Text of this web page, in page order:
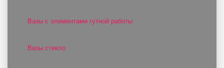
Вазы с элементами гутной работы
Вазы стекло